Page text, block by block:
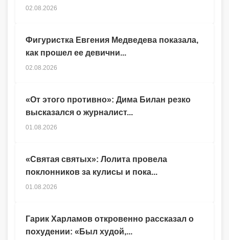
Гарик Харламов откровенно рассказал о
похудении: «Был худой,...
02.08.2026
Фигуристка Евгения Медведева показала,
как прошел ее девични...
02.08.2026
«От этого противно»: Дима Билан резко
высказался о журналист...
01.08.2026
«Святая святых»: Лолита провела
поклонников за кулисы и пока...
01.08.2026